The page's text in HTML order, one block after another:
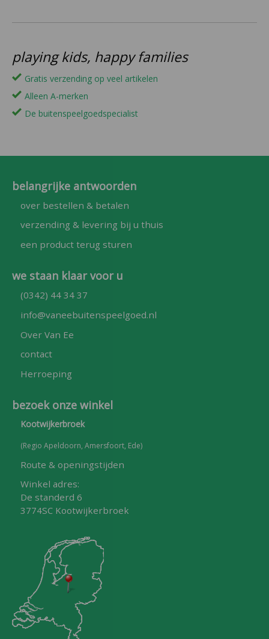
playing kids, happy families
Gratis verzending op veel artikelen
Alleen A-merken
De buitenspeelgoedspecialist
belangrijke antwoorden
over bestellen & betalen
verzending & levering bij u thuis
een product terug sturen
we staan klaar voor u
(0342) 44 34 37
info@vaneebuitenspeelgoed.nl
Over Van Ee
contact
Herroeping
bezoek onze winkel
Kootwijkerbroek
(Regio Apeldoorn, Amersfoort, Ede)
Route & openingstijden
Winkel adres:
De standerd 6
3774SC Kootwijkerbroek